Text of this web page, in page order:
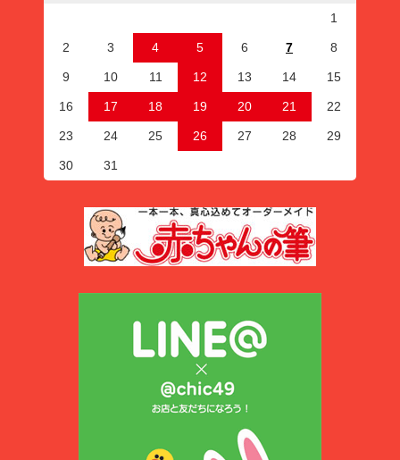
1
2 3 4 5 6 7 8
9 10 11 12 13 14 15
16 17 18 19 20 21 22
23 24 25 26 27 28 29
30 31